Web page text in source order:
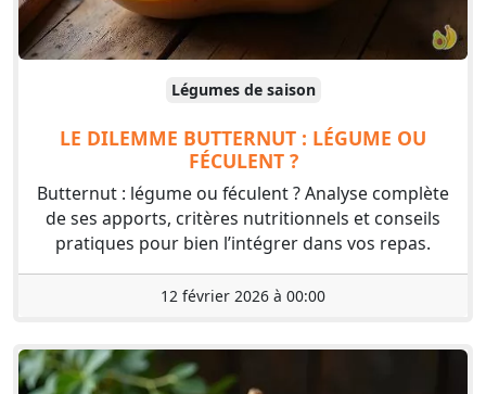
Légumes de saison
LE DILEMME BUTTERNUT : LÉGUME OU
FÉCULENT ?
Butternut : légume ou féculent ? Analyse complète
de ses apports, critères nutritionnels et conseils
pratiques pour bien l’intégrer dans vos repas.
12 février 2026 à 00:00